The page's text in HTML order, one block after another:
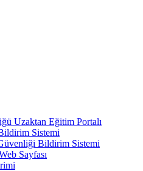
Uzaktan Eğitim Portalı
Sistemi
Bildirim Sistemi
Sayfası